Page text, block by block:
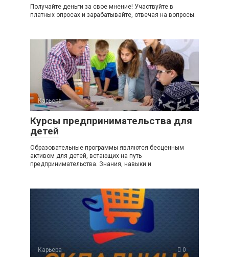
Получайте деньги за свое мнение! Участвуйте в
платных опросах и зарабатывайте, отвечая на вопросы.
Карьера 0
Курсы предпринимательства для
детей
Образовательные программы являются бесценным
активом для детей, встающих на путь
предпринимательства. Знания, навыки и
Карьера 0